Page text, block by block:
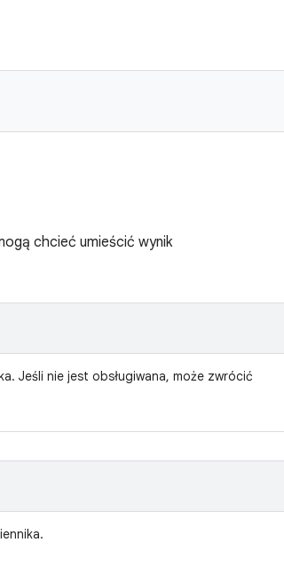
chcieć umieścić wynik
Jeśli nie jest obsługiwana, może zwrócić